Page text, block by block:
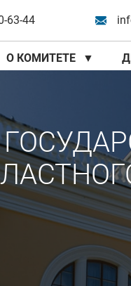
63-44
О КОМИТЕТЕ ▼